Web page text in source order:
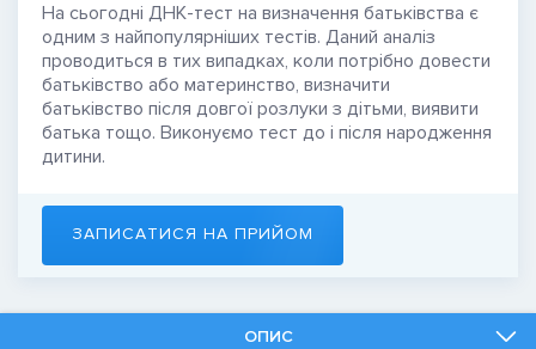
На сьогодні ДНК-тест на визначення батьківства є
одним з найпопулярніших тестів. Даний аналіз
проводиться в тих випадках, коли потрібно довести
батьківство або материнство, визначити
батьківство після довгої розлуки з дітьми, виявити
батька тощо. Виконуємо тест до і після народження
дитини.
ЗАПИСАТИСЯ НА ПРИЙОМ
ОПИС